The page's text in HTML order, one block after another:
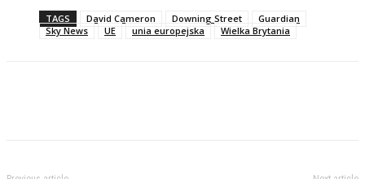
TAGS David Cameron Downing Street
Guardian
Sky News
UE unia europejska Wielka Brytania